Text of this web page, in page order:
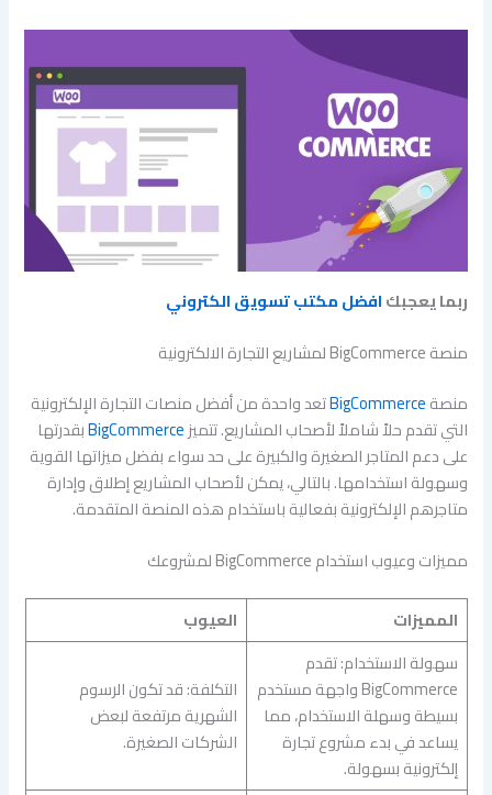
ربما يعجبكافضل مكتب تسويق الكتروني
منصة BigCommerce لمشاريع التجارة الالكترونية
منصةBigCommerceتعد واحدة من أفضل منصات التجارة الإلكترونية
التي تقدم حلاً شاملاً لأصحاب المشاريع. تتميزBigCommerceبقدرتها
على دعم المتاجر الصغيرة والكبيرة على حد سواء بفضل ميزاتها القوية
وسهولة استخدامها. بالتالي، يمكن لأصحاب المشاريع إطلاق وإدارة
متاجرهم الإلكترونية بفعالية باستخدام هذه المنصة المتقدمة.
مميزات وعيوب استخدام BigCommerce لمشروعك
المميزات
العيوب
سهولة الاستخدام: تقدم
BigCommerce واجهة مستخدم
بسيطة وسهلة الاستخدام، مما
يساعد في بدء مشروع تجارة
إلكترونية بسهولة.
التكلفة: قد تكون الرسوم
الشهرية مرتفعة لبعض
الشركات الصغيرة.